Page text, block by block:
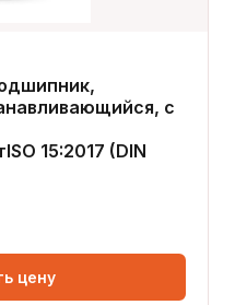
с
15:2017 (DIN
цену